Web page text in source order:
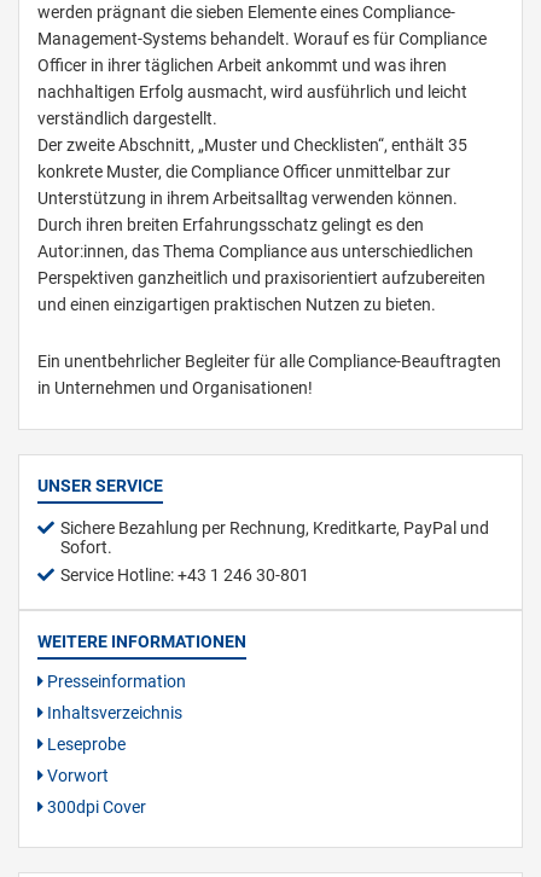
werden prägnant die sieben Elemente eines Compliance-
Management-Systems behandelt. Worauf es für Compliance
Officer in ihrer täglichen Arbeit ankommt und was ihren
nachhaltigen Erfolg ausmacht, wird ausführlich und leicht
verständlich dargestellt.
Der zweite Abschnitt, „Muster und Checklisten“, enthält 35
konkrete Muster, die Compliance Officer unmittelbar zur
Unterstützung in ihrem Arbeitsalltag verwenden können.
Durch ihren breiten Erfahrungsschatz gelingt es den
Autor:innen, das Thema Compliance aus unterschiedlichen
Perspektiven ganzheitlich und praxisorientiert aufzubereiten
und einen einzigartigen praktischen Nutzen zu bieten.
Ein unentbehrlicher Begleiter für alle Compliance-Beauftragten
in Unternehmen und Organisationen!
UNSER SERVICE
Sichere Bezahlung per Rechnung, Kreditkarte, PayPal und
Sofort.
Service Hotline: +43 1 246 30-801
WEITERE INFORMATIONEN
Presseinformation
Inhaltsverzeichnis
Leseprobe
Vorwort
300dpi Cover